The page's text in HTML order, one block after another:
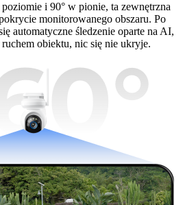
i 90° w pionie, ta zewnętrzna
monitorowanego obszaru. Po
automatyczne śledzenie oparte na AI,
obiektu, nic się nie ukryje.